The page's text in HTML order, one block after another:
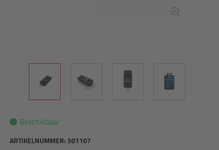
Beschikbaar
ARTIKELNUMMER: 501107